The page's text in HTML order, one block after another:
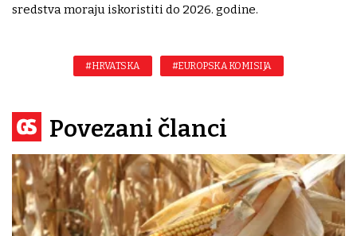
sredstva moraju iskoristiti do 2026. godine.
#HRVATSKA #EUROPSKA KOMISIJA
Povezani članci